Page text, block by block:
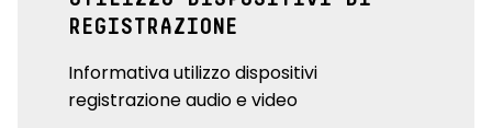
REGISTRAZIONE
Informativa utilizzo dispositivi
registrazione audio e video